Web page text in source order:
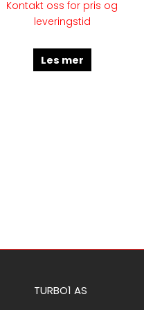
Kontakt oss for pris og
leveringstid
Les mer
TURBO1 AS